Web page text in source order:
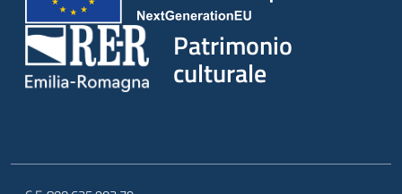
Patrimonio
culturale